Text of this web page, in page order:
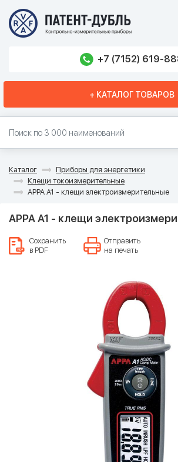
+7 (7152) 619-
+ КАТАЛОГ ТОВАРОВ
Каталог
Приборы для энергетики
Клещи токоизмерительные
APPA A1 - клещи электроизмерительные
APPA A1 - клещи
Сохранить
в PDF
Отправить
на печать